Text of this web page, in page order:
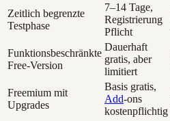
Zeitlich begrenzte
Testphase
7–14 Tage,
Registrierung
Pflicht
Funktionsbeschränkte
Free-Version
Dauerhaft
gratis, aber
limitiert
Freemium mit
Upgrades
Basis gratis,
Add-ons
kostenpflichtig